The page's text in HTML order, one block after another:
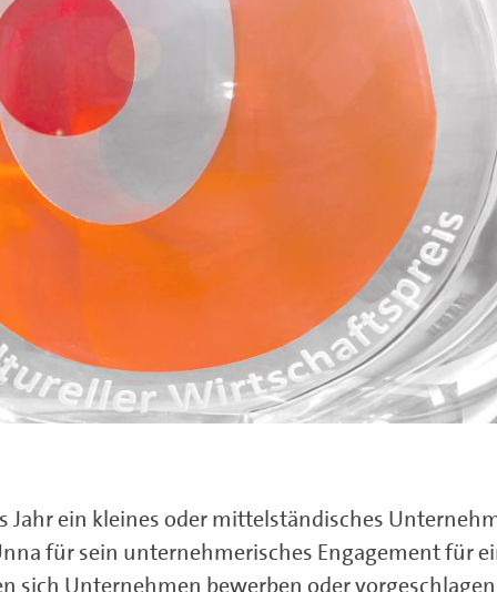
ein kleines oder mittelständisches
für sein unternehmerisches Engagement für
sich Unternehmen bewerben oder